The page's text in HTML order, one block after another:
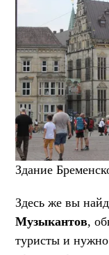
Здание
Здесь же вы
Музыкантов,
туристы и